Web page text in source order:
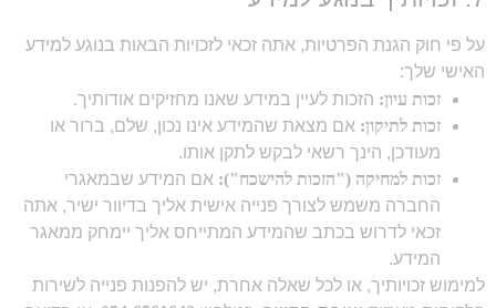
על פי חוק הגנת הפרטיות, אתה זכאי לזכויות הבאות בנוגע למידע
האישי שלך:
זכות עיון: הזכות לעיין במידע שאנו מחזיקים אודותיך.
זכות לתיקון: אם מצאת שהמידע אינו נכון, שלם, ברור או
מעודכן, הינך רשאי לבקש לתקן אותו.
זכות למחיקה ("הזכות להישכח"): אם המידע שבמאגרי
החברה משמש לצורך פנייה אישית אליך בדיוור ישיר, אתה
זכאי לדרוש בכתב שהמידע המתייחס אליך יימחק ממאגר
המידע.
למימוש זכויותיך, או לכל שאלה אחרת, יש להפנות פנייה לשירות